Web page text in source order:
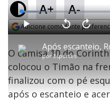
A+ A-
Adicione como fonte
l
porEsportes
P V
t
a
r
0
n
d
A
a
n
ç
a
1
s
e
u
n
L
o
a
d
e
2
.
2
0
O camisa 10 do
colocou o Timão na
finalizou com o pé
após o escanteio e